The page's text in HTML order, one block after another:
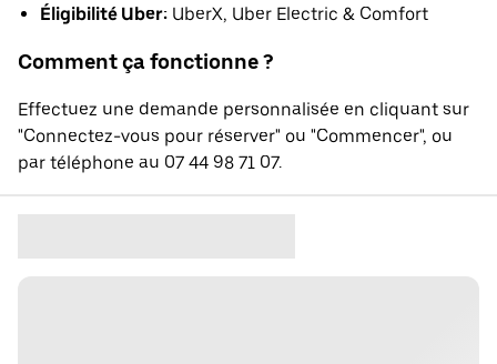
Éligibilité Uber: UberX, Uber Electric & Comfort
Comment ça fonctionne ?
Effectuez une demande personnalisée en cliquant sur
"Connectez-vous pour réserver" ou "Commencer", ou
par téléphone au 07 44 98 71 07.